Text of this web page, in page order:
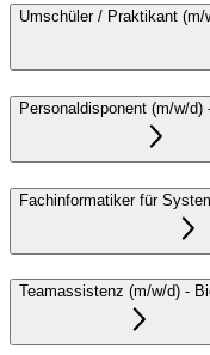
Umschüler / Praktikant
Personaldisponent (m/w/d)
Fachinformatiker für
Teamassistenz (m/w/d) -